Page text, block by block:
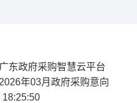
东政府采购智慧云平台
年03月政府采购意向
18:25:50